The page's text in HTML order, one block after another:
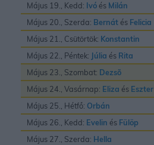
Május 19., Kedd: Ivó és Milán
Május 20., Szerda: Bernát és Felicia
Május 21., Csütörtök: Konstantin
Május 22., Péntek: Júlia és Rita
Május 23., Szombat: Dezsõ
Május 24., Vasárnap: Eliza és Eszter
Május 25., Hétfő: Orbán
Május 26., Kedd: Evelin és Fülöp
Május 27., Szerda: Hella